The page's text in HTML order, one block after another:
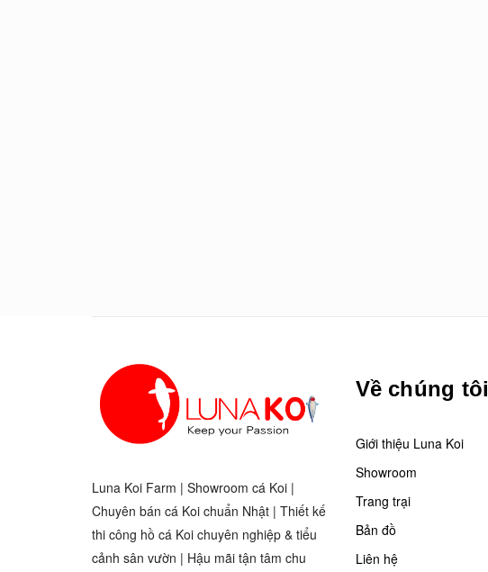
Luna Koi Farm | Showroom cá Koi |
Chuyên bán cá Koi chuẩn Nhật | Thiết kế
thi công hồ cá Koi chuyên nghiệp & tiểu
cảnh sân vườn | Hậu mãi tận tâm chu
Về chúng tôi
Giới thiệu Luna Koi
Showroom
Trang trại
Bản đồ
Liên hệ